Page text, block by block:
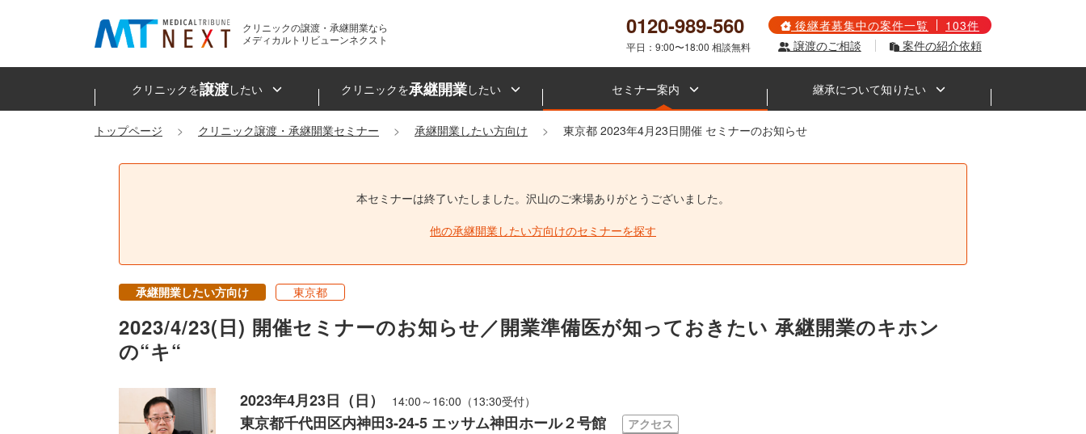
クリニックの譲渡・承継開業なら
メディカルトリビューンネクスト
0120-989-560
平日：9:00〜18:00 相談無料
後継者募集中の案件一覧
103件
譲渡のご相談
案件の紹介依頼
クリニックを譲渡したい クリニックを承継開業したい セミナー案内 継承について知りたい
トップページ クリニック譲渡・承継開業セミナー 承継開業したい方向け 東京都 2023年4月23日開催 セミナーのお知らせ
本セミナーは終了いたしました。 沢山のご来場ありがとうございました。
他の承継開業したい方向けのセミナーを探す
承継開業したい方向け 東京都
2023/4/23(日) 開催セミナーのお知らせ／開業準備医が知っておきたい 承継開業のキホン
の“キ“
2023年4月23日（日） 14:00～16:00（13:30受付）
東京都千代田区内神田3-24-5 エッサム神田ホール２号館 アクセス